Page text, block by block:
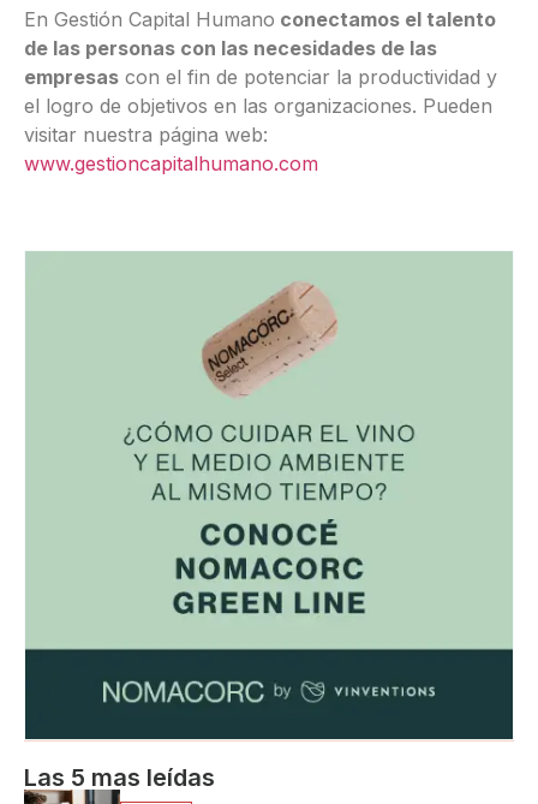
En Gestión Capital Humano conectamos el talento
de las personas con las necesidades de las
empresas con el fin de potenciar la productividad y
el logro de objetivos en las organizaciones. Pueden
visitar nuestra página web:
www.gestioncapitalhumano.com
Las 5 mas leídas